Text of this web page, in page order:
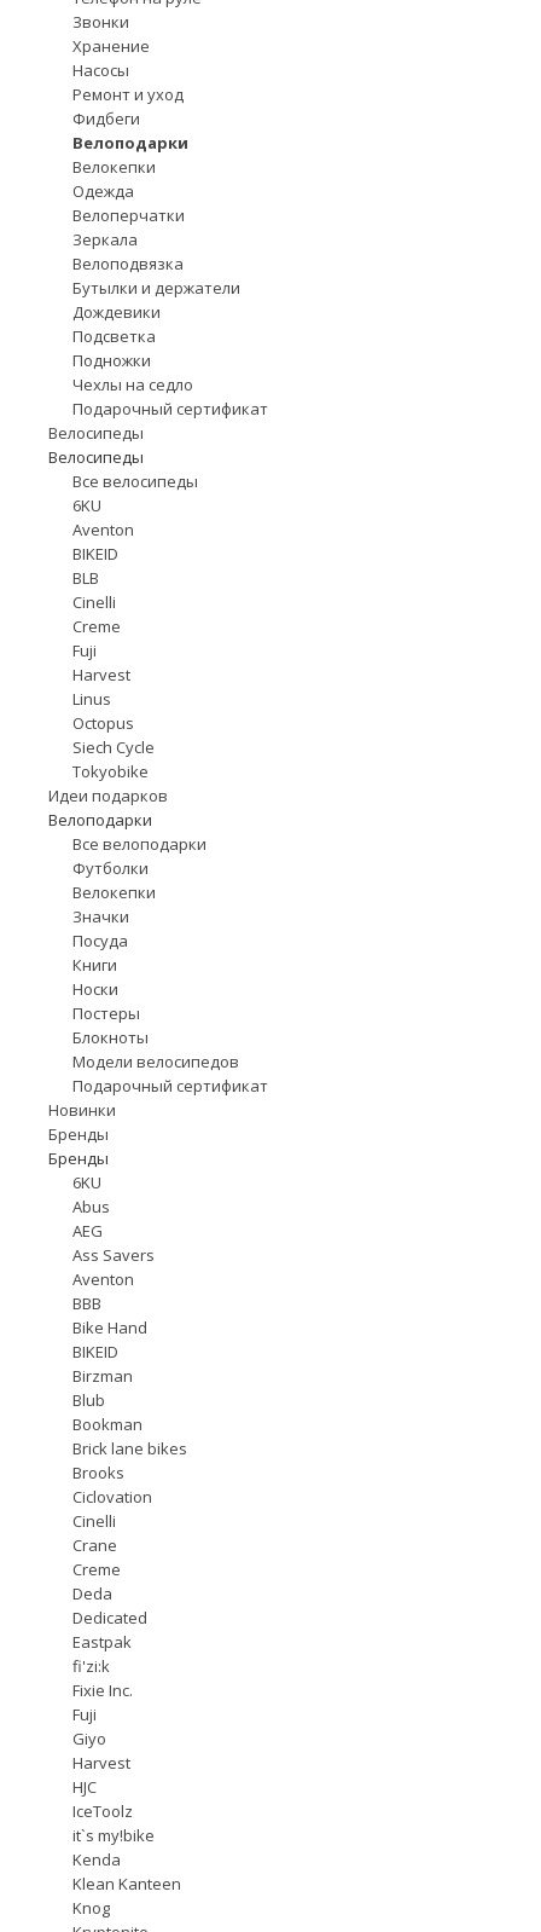
Звонки
Хранение
Насосы
Ремонт и уход
Фидбеги
Велоподарки
Велокепки
Одежда
Велоперчатки
Зеркала
Велоподвязка
Бутылки и держатели
Дождевики
Подсветка
Подножки
Чехлы на седло
Подарочный сертификат
Велосипеды
Велосипеды
Все велосипеды
6KU
Aventon
BIKEID
BLB
Cinelli
Creme
Fuji
Harvest
Linus
Octopus
Siech Cycle
Tokyobike
Идеи подарков
Велоподарки
Все велоподарки
Футболки
Велокепки
Значки
Посуда
Книги
Носки
Постеры
Блокноты
Модели велосипедов
Подарочный сертификат
Новинки
Бренды
Бренды
6KU
Abus
AEG
Ass Savers
Aventon
BBB
Bike Hand
BIKEID
Birzman
Blub
Bookman
Brick lane bikes
Brooks
Ciclovation
Cinelli
Crane
Creme
Deda
Dedicated
Eastpak
fi'zi:k
Fixie Inc.
Fuji
Giyo
Harvest
HJC
IceToolz
it`s my!bike
Kenda
Klean Kanteen
Knog